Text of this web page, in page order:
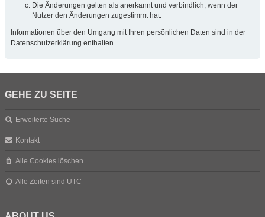
Die Änderungen gelten als anerkannt und verbindlich, wenn der
Nutzer den Änderungen zugestimmt hat.
Informationen über den Umgang mit Ihren persönlichen Daten sind in der
Datenschutzerklärung enthalten.
GEHE ZU SEITE
Erweiterte Suche
Kontakt
Alle Cookies löschen
Alle Zeiten sind UTC